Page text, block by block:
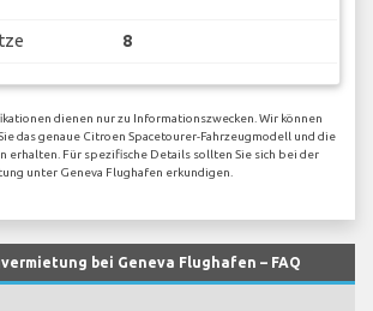
8
dienen nur zu Informationszwecken. Wir können
das genaue Citroen Spacetourer-Fahrzeugmodell und die
erhalten. Für spezifische Details sollten Sie sich bei der
unter Geneva Flughafen erkundigen.
bei Geneva Flughafen – FAQ